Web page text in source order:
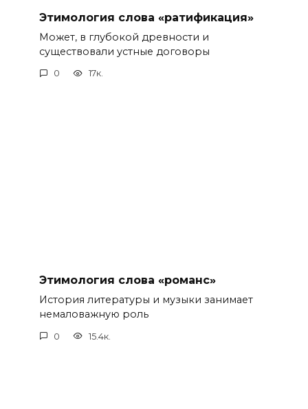
Этимология слова «ратификация»
Может, в глубокой древности и
существовали устные договоры
0 17к.
Этимология слова «романс»
История литературы и музыки занимает
немаловажную роль
0 15.4к.